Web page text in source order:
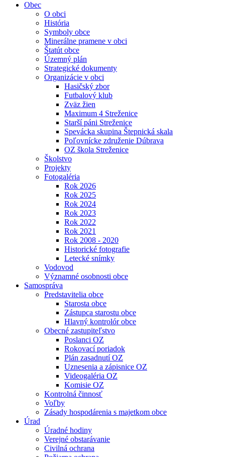
Obec
O obci
História
Symboly obce
Minerálne pramene v obci
Štatút obce
Územný plán
Strategické dokumenty
Organizácie v obci
Hasičský zbor
Futbalový klub
Zväz žien
Maximum 4 Streženice
Starší páni Streženice
Spevácka skupina Štepnická skala
Poľovnícke združenie Dúbrava
OZ škola Streženice
Školstvo
Projekty
Fotogaléria
Rok 2026
Rok 2025
Rok 2024
Rok 2023
Rok 2022
Rok 2021
Rok 2008 - 2020
Historické fotografie
Letecké snímky
Vodovod
Významné osobnosti obce
Samospráva
Predstavitelia obce
Starosta obce
Zástupca starostu obce
Hlavný kontrolór obce
Obecné zastupiteľstvo
Poslanci OZ
Rokovací poriadok
Plán zasadnutí OZ
Uznesenia a zápisnice OZ
Videogaléria OZ
Komisie OZ
Kontrolná činnosť
Voľby
Zásady hospodárenia s majetkom obce
Úrad
Úradné hodiny
Verejné obstarávanie
Civilná ochrana